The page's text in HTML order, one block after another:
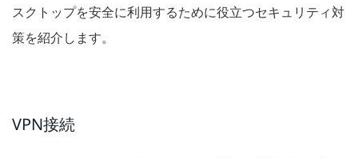
スクトップを安全に利用するために役立つセキュリティ対
策を紹介します。
VPN接続